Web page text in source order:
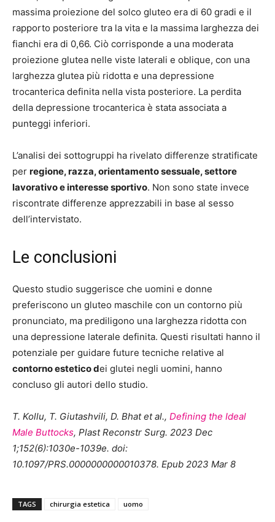
massima proiezione del solco gluteo era di 60 gradi e il
rapporto posteriore tra la vita e la massima larghezza dei
fianchi era di 0,66. Ciò corrisponde a una moderata
proiezione glutea nelle viste laterali e oblique, con una
larghezza glutea più ridotta e una depressione
trocanterica definita nella vista posteriore. La perdita
della depressione trocanterica è stata associata a
punteggi inferiori.
L’analisi dei sottogruppi ha rivelato differenze stratificate
per regione, razza, orientamento sessuale, settore
lavorativo e interesse sportivo. Non sono state invece
riscontrate differenze apprezzabili in base al sesso
dell’intervistato.
Le conclusioni
Questo studio suggerisce che uomini e donne
preferiscono un gluteo maschile con un contorno più
pronunciato, ma prediligono una larghezza ridotta con
una depressione laterale definita. Questi risultati hanno il
potenziale per guidare future tecniche relative al
contorno estetico dei glutei negli uomini, hanno
concluso gli autori dello studio.
T. Kollu, T. Giutashvili, D. Bhat et al., Defining the Ideal
Male Buttocks, Plast Reconstr Surg. 2023 Dec
1;152(6):1030e-1039e. doi:
10.1097/PRS.0000000000010378. Epub 2023 Mar 8
TAGS chirurgia estetica uomo